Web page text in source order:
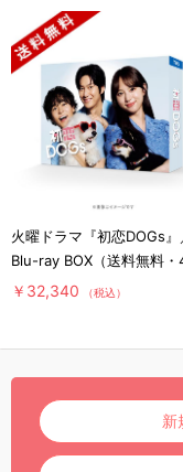
火曜ドラマ『初恋DOGs』
Blu-ray BOX（送料無料・
組）
￥32,340 （税込）
新